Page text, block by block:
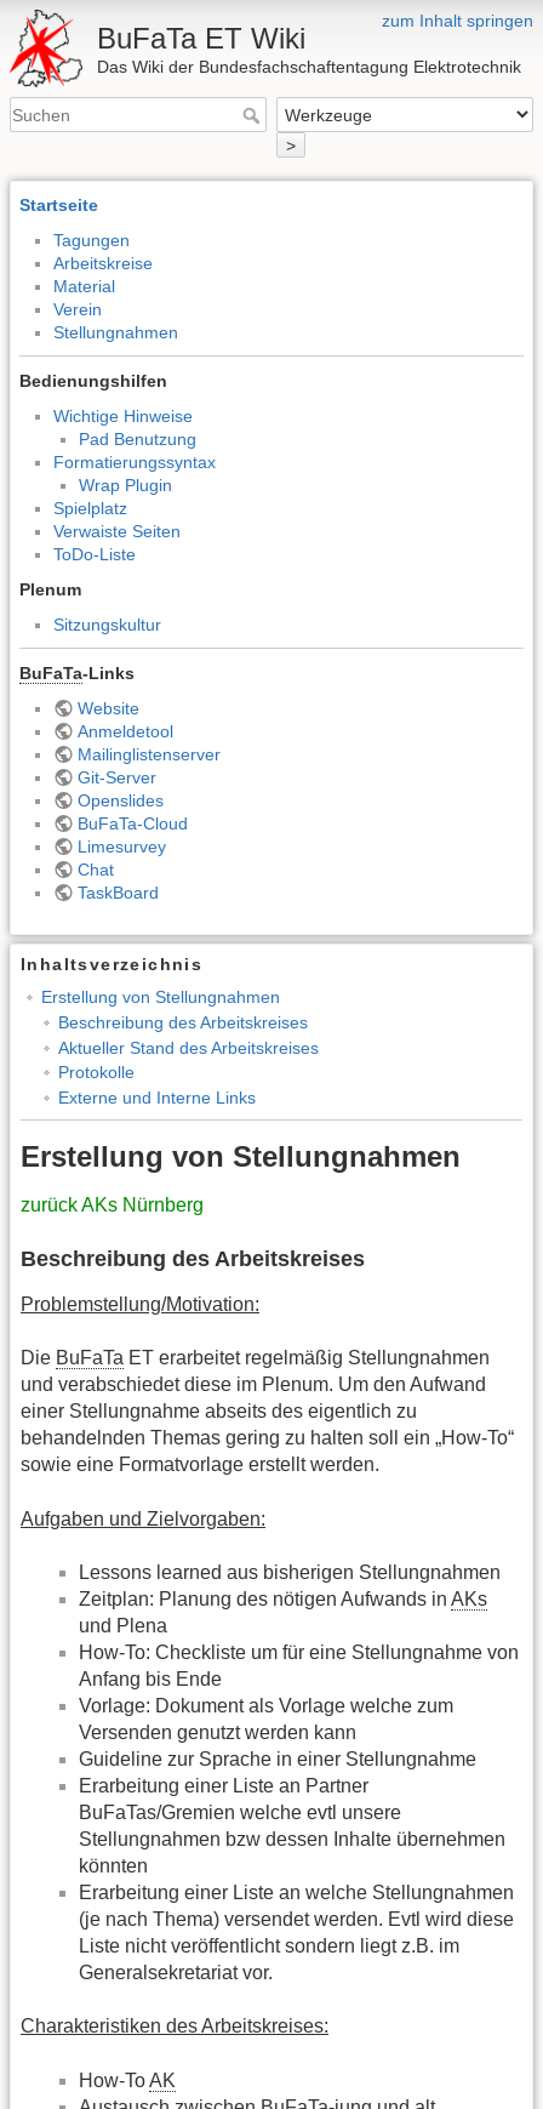
zum Inhalt springen
BuFaTa ET Wiki
Das Wiki der Bundesfachschaftentagung Elektrotechnik
>
Startseite
Tagungen
Arbeitskreise
Material
Verein
Stellungnahmen
Bedienungshilfen
Wichtige Hinweise
Pad Benutzung
Formatierungssyntax
Wrap Plugin
Spielplatz
Verwaiste Seiten
ToDo-Liste
Plenum
Sitzungskultur
BuFaTa-Links
Website
Anmeldetool
Mailinglistenserver
Git-Server
Openslides
BuFaTa-Cloud
Limesurvey
Chat
TaskBoard
Inhaltsverzeichnis
Erstellung von Stellungnahmen
Beschreibung des Arbeitskreises
Aktueller Stand des Arbeitskreises
Protokolle
Externe und Interne Links
Erstellung von Stellungnahmen
zurück AKs Nürnberg
Beschreibung des Arbeitskreises
Problemstellung/Motivation:
Die BuFaTa ET erarbeitet regelmäßig Stellungnahmen
und verabschiedet diese im Plenum. Um den Aufwand
einer Stellungnahme abseits des eigentlich zu
behandelnden Themas gering zu halten soll ein „How-To“
sowie eine Formatvorlage erstellt werden.
Aufgaben und Zielvorgaben:
Lessons learned aus bisherigen Stellungnahmen
Zeitplan: Planung des nötigen Aufwands in AKs
und Plena
How-To: Checkliste um für eine Stellungnahme von
Anfang bis Ende
Vorlage: Dokument als Vorlage welche zum
Versenden genutzt werden kann
Guideline zur Sprache in einer Stellungnahme
Erarbeitung einer Liste an Partner
BuFaTas/Gremien welche evtl unsere
Stellungnahmen bzw dessen Inhalte übernehmen
könnten
Erarbeitung einer Liste an welche Stellungnahmen
(je nach Thema) versendet werden. Evtl wird diese
Liste nicht veröffentlicht sondern liegt z.B. im
Generalsekretariat vor.
Charakteristiken des Arbeitskreises:
How-ToAK